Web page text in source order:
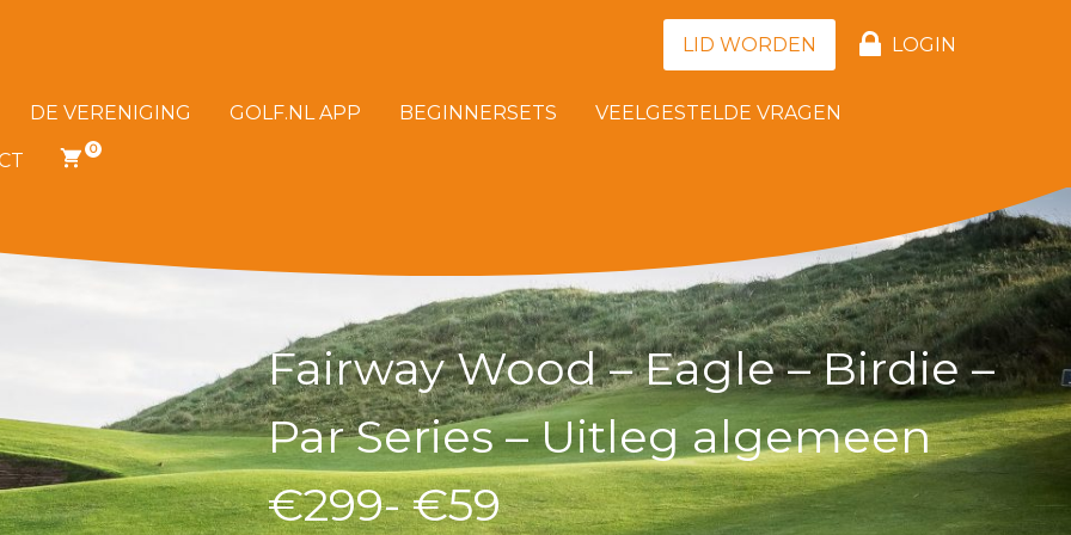
LID WORDEN LOGIN
DE VERENIGING GOLF.NL APP BEGINNERSETS VEELGESTELDE VRAGEN
0
0
Fairway Wood – Eagle – Birdie –
Par Series – Uitleg algemeen
€299- €59